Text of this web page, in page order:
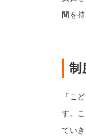
間を持
制
「こ
す。
ていき